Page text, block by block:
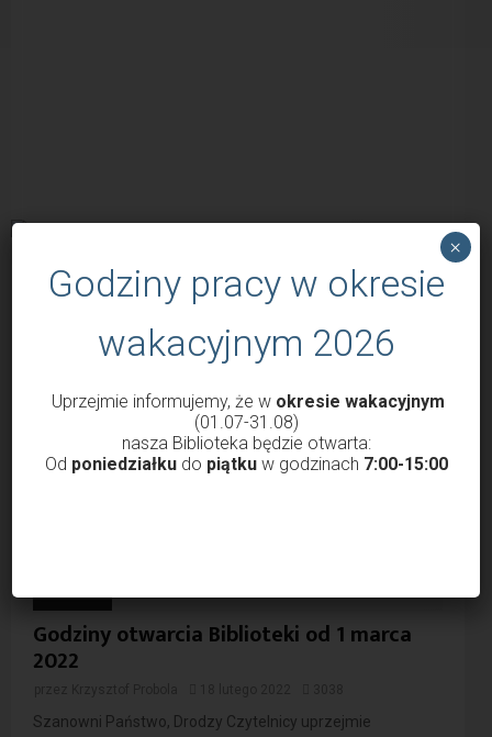
POPULARNE WPISY
Godziny otwarcia Biblioteki od 1 marca
2022
Szanowni Państwo, Drodzy Czytelnicy uprzejmie
Godziny pracy w okresie
wakacyjnym 2026
Uprzejmie informujemy, że w okresie wakacyjnym
(01.07-31.08)
nasza Biblioteka będzie otwarta:
Od poniedziałkudo piątkuw godzinach 7:00-15:00
×